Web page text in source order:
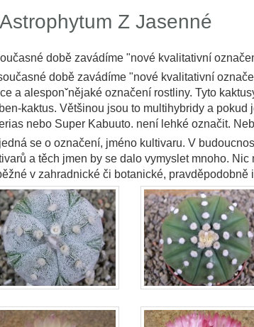
Astrophytum Z Jasenné
době zavádíme "nové kvalitativní
době zavádíme "nové kvalitativní
a alesponˇnějaké označení rostliny. Tyto
kaktus. Většinou jsou to multihybridy a
nebo Super Kabuuto. není lehké označit.
se o označení, jméno kultivaru. V
a těch jmen by se dalo vymyslet mnoho.
v zahradnické či botanické,